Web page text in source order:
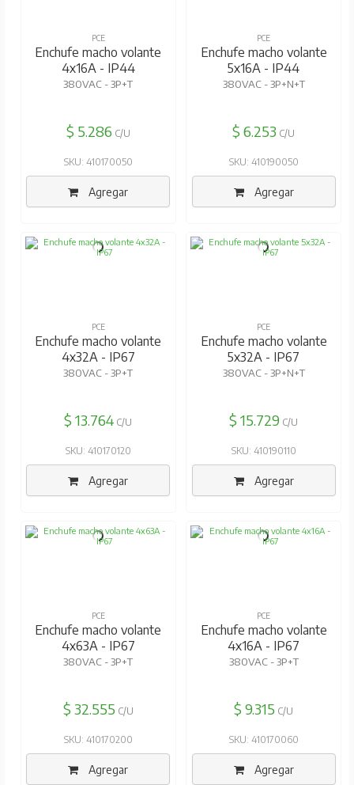
PCE
Enchufe macho volante
4x16A - IP44
380VAC - 3P+T
$ 5.286 C/U
SKU: 410170050
Agregar
PCE
Enchufe macho volante
5x16A - IP44
380VAC - 3P+N+T
$ 6.253 C/U
SKU: 410190050
Agregar
PCE
Enchufe macho volante
4x32A - IP67
380VAC - 3P+T
$ 13.764 C/U
SKU: 410170120
Agregar
PCE
Enchufe macho volante
5x32A - IP67
380VAC - 3P+N+T
$ 15.729 C/U
SKU: 410190110
Agregar
PCE
Enchufe macho volante
4x63A - IP67
380VAC - 3P+T
$ 32.555 C/U
SKU: 410170200
Agregar
PCE
Enchufe macho volante
4x16A - IP67
380VAC - 3P+T
$ 9.315 C/U
SKU: 410170060
Agregar